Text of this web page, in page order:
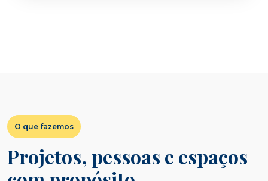
O que fazemos
Projetos, pessoas e espaços